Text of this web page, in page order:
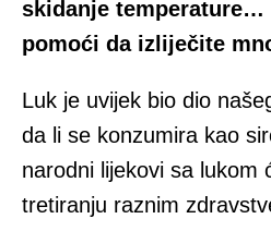
skidanje temperature…
pоmоći dа izlijеčite
Luk je uvijеk bio diо
dа li se konzumira kao
narodni lijеkоvi sа lukоm
tretiranju rаznim